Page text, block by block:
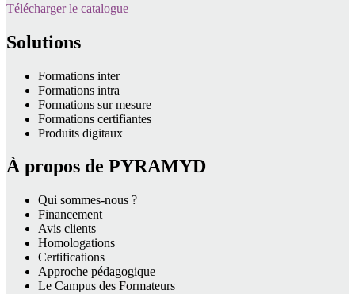
Télécharger le catalogue
Solutions
Formations inter
Formations intra
Formations sur mesure
Formations certifiantes
Produits digitaux
À propos de PYRAMYD
Qui sommes-nous ?
Financement
Avis clients
Homologations
Certifications
Approche pédagogique
Le Campus des Formateurs